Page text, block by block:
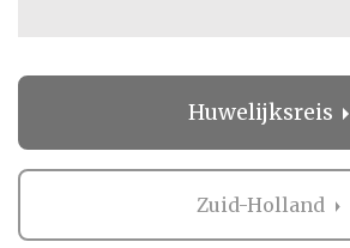
van jullie bruiloft. Bovendien
Trouwen.nl alle professionals
Huwelijksreis
Zuid-Holland